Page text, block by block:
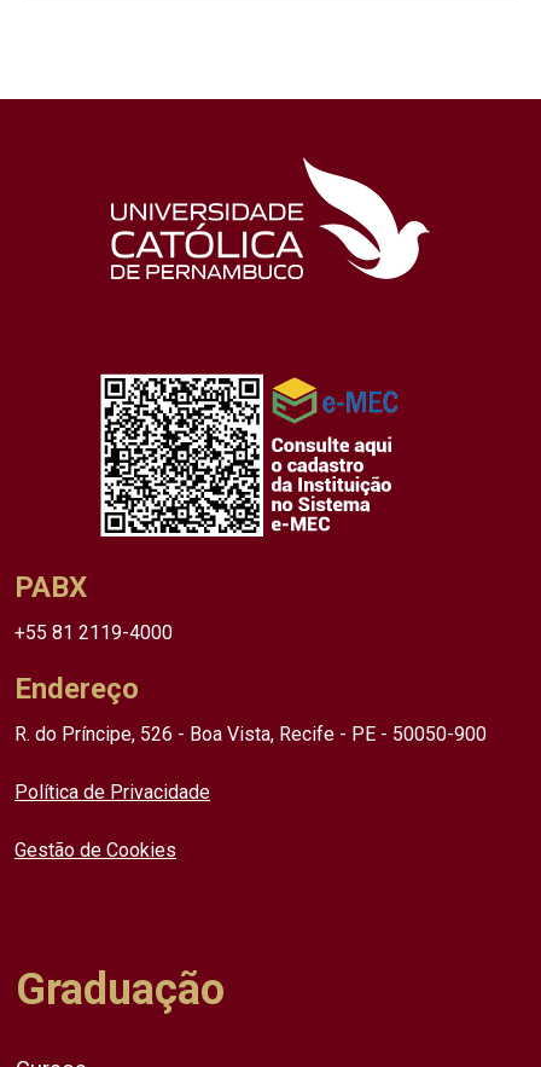
PABX
+55 81 2119-4000
Endereço
R. do Príncipe, 526 - Boa Vista, Recife - PE - 50050-900
Política de Privacidade
Gestão de Cookies
Graduação